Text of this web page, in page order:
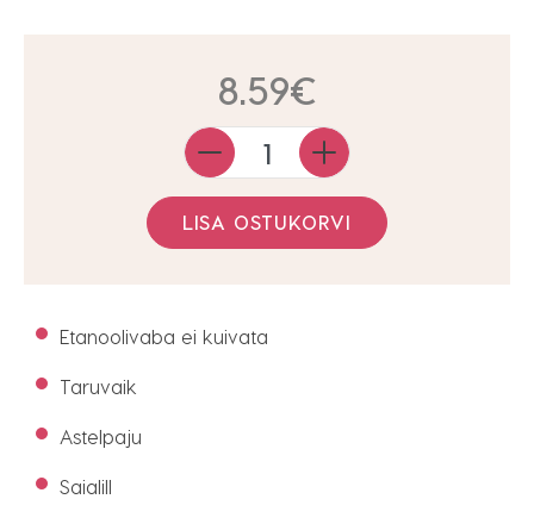
8.59€
Quantity
LISA OSTUKORVI
Etanoolivaba ei kuivata
Taruvaik
Astelpaju
Saialill